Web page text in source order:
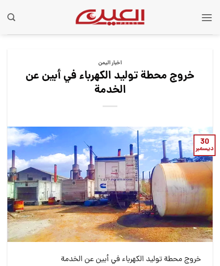
اخبار اليمن
خروج محطة توليد الكهرباء في أبين عن
الخدمة
30
ديسمبر
خروج محطة توليد الكهرباء في أبين عن الخدمة